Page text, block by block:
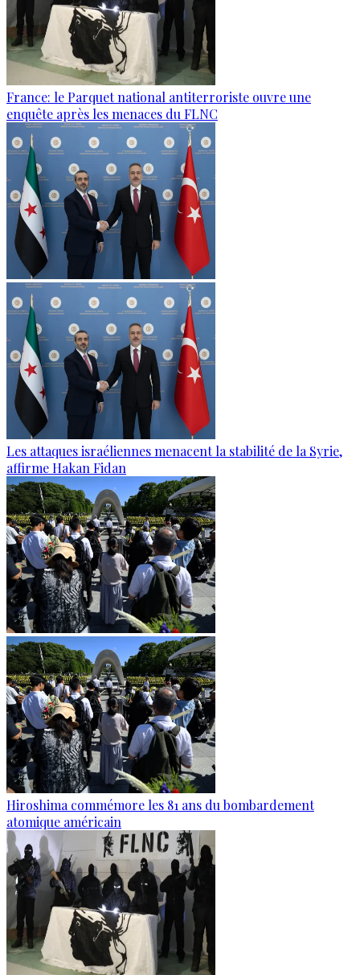
France: le Parquet national antiterroriste ouvre une
enquête après les menaces du FLNC
Les attaques israéliennes menacent la stabilité de la Syrie,
affirme Hakan Fidan
Hiroshima commémore les 81 ans du bombardement
atomique américain